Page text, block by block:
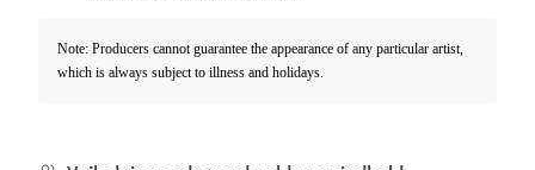
Note: Producers cannot guarantee the appearance of any particular artist,
which is always subject to illness and holidays.